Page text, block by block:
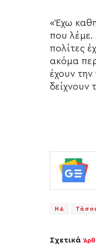
«Έχω
που λέμε.
πολίτες
ακόμα
έχουν
δείχνουν
ΝΔ
Σχετικά